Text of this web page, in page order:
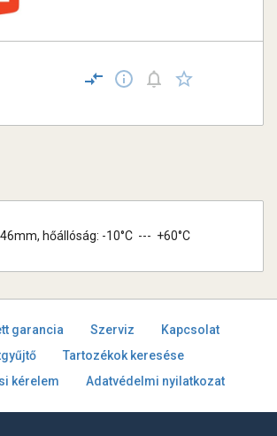
hőállóság: -10°C --- +60°C
garancia Szerviz
Kapcsolat
Tartozékok keresése
kérelem
Adatvédelmi nyilatkozat